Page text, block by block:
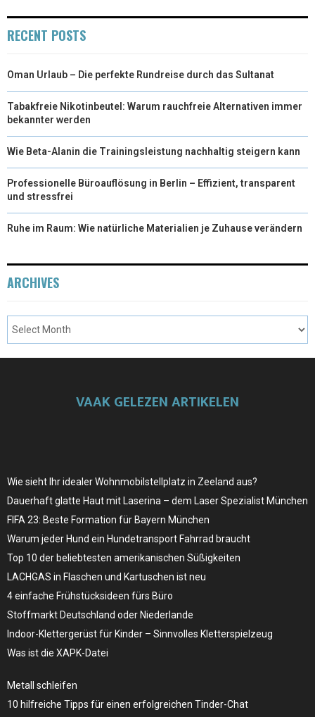
RECENT POSTS
Oman Urlaub – Die perfekte Rundreise durch das Sultanat
Tabakfreie Nikotinbeutel: Warum rauchfreie Alternativen immer
bekannter werden
Wie Beta-Alanin die Trainingsleistung nachhaltig steigern kann
Professionelle Büroauflösung in Berlin – Effizient, transparent
und stressfrei
Ruhe im Raum: Wie natürliche Materialien je Zuhause verändern
ARCHIVES
VAAK GELEZEN ARTIKELEN
Wie sieht Ihr idealer Wohnmobilstellplatz in Zeeland aus?
Dauerhaft glatte Haut mit Laserina – dem Laser Spezialist München
FIFA 23: Beste Formation für Bayern München
Warum jeder Hund ein Hundetransport Fahrrad braucht
Top 10 der beliebtesten amerikanischen Süßigkeiten
LACHGAS in Flaschen und Kartuschen ist neu
4 einfache Frühstücksideen fürs Büro
Stoffmarkt Deutschland oder Niederlande
Indoor-Klettergerüst für Kinder – Sinnvolles Kletterspielzeug
Was ist die XAPK-Datei
Metall schleifen
10 hilfreiche Tipps für einen erfolgreichen Tinder-Chat